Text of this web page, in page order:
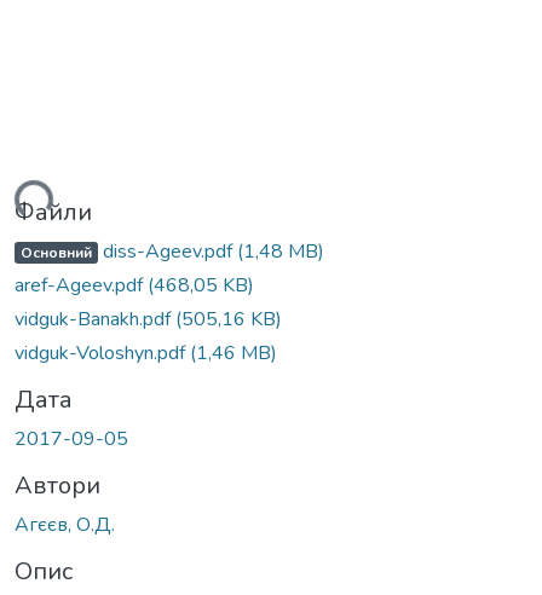
Файли
Основний diss-Ageev.pdf(1,48 MB)
aref-Ageev.pdf(468,05 KB)
vidguk-Banakh.pdf(505,16 KB)
vidguk-Voloshyn.pdf(1,46 MB)
Дата
2017-09-05
Автори
Агєєв, О.Д.
Опис